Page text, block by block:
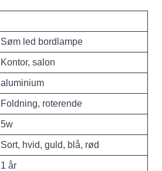
Søm led bordlampe
Kontor, salon
aluminium
Foldning, roterende
5w
Sort, hvid, guld, blå, rød
1 år